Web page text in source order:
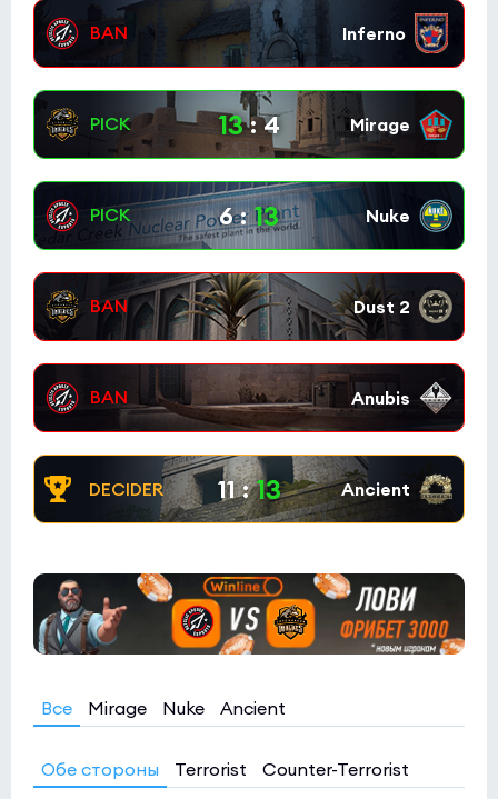
GenOne 0
lafox
3:1
Esports World Cup 2026 Open Qualifier
INFINITE
Aogiri 0
3:1
Esports World Cup 2026 Open Qualifier
1win 0
Citron 0
1:3
BC.Game 0
BASEMENT BOYS 0
3:2
Esports World Cup 2026 Open Qualifier(bo3)
Giant Pandas 0 3:10
Esports World Cup 2026 Open Qualifier (bo3)
HEROIC 0 6:2
DFRAG Open Series 6(bo3)
Abyssal
13 : 4
6 : 13
11 : 13
Все Mirage Nuke Ancient
Обе стороны Terrorist Counter-Terrorist